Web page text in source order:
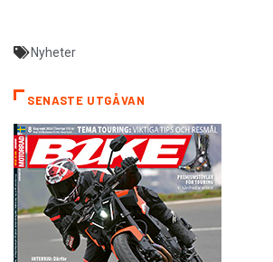
Nyheter
SENASTE UTGÅVAN